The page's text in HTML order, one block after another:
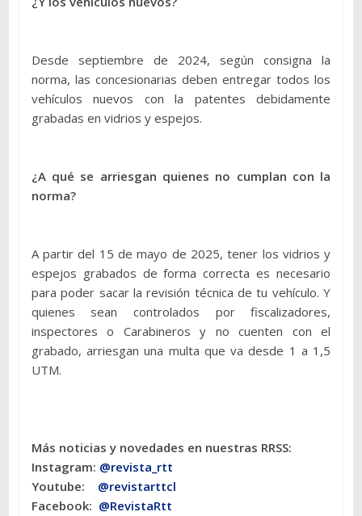
Desde septiembre de 2024, según consigna la
norma, las concesionarias deben entregar todos los
vehículos nuevos con la patentes debidamente
grabadas en vidrios y espejos.
¿A qué se arriesgan quienes no cumplan con la
norma?
A partir del 15 de mayo de 2025, tener los vidrios y
espejos grabados de forma correcta es necesario
para poder sacar la revisión técnica de tu vehículo. Y
quienes sean controlados por fiscalizadores,
inspectores o Carabineros y no cuenten con el
grabado, arriesgan una multa que va desde 1 a 1,5
UTM.
Más noticias y novedades en nuestras RRSS:
Instagram: @revista_rtt
Youtube: @revistarttcl
Facebook: @RevistaRtt